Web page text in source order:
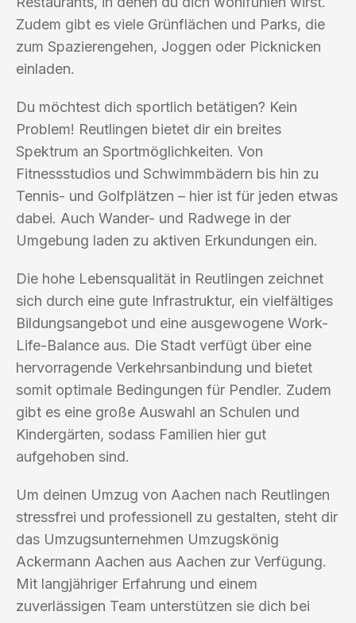
Zudem gibt es viele Grünflächen und Parks, die
zum Spazierengehen, Joggen oder Picknicken
einladen.
Du möchtest dich sportlich betätigen? Kein
Problem! Reutlingen bietet dir ein breites
Spektrum an Sportmöglichkeiten. Von
Fitnessstudios und Schwimmbädern bis hin zu
Tennis- und Golfplätzen – hier ist für jeden etwas
dabei. Auch Wander- und Radwege in der
Umgebung laden zu aktiven Erkundungen ein.
Die hohe Lebensqualität in Reutlingen zeichnet
sich durch eine gute Infrastruktur, ein vielfältiges
Bildungsangebot und eine ausgewogene Work-
Life-Balance aus. Die Stadt verfügt über eine
hervorragende Verkehrsanbindung und bietet
somit optimale Bedingungen für Pendler. Zudem
gibt es eine große Auswahl an Schulen und
Kindergärten, sodass Familien hier gut
aufgehoben sind.
Um deinen Umzug von Aachen nach Reutlingen
stressfrei und professionell zu gestalten, steht dir
das Umzugsunternehmen Umzugskönig
Ackermann Aachen aus Aachen zur Verfügung.
Mit langjähriger Erfahrung und einem
zuverlässigen Team unterstützen sie dich bei